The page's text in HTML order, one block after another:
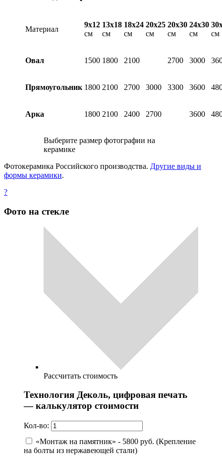
Материал
9х12
см
13х18
см
18х24
см
20х25
см
20х30
см
24х30
см
см
Овал 1500 1800 2100 2700 3000
Прямоугольник 1800 2100 2700 3000 3300 3600
Арка 1800 2100 2400 2700 3600
Выберите размер фотографии на
керамике
Фотокерамика Российского производства. Другие виды и
формы керамики.
?
Фото на стекле
Рассчитать стоимость
Технология Деколь, цифровая печать
— калькулятор стоимости
Кол-во:
«Монтаж на памятник» - 5800 руб. (Крепление
на болты из нержавеющей стали)